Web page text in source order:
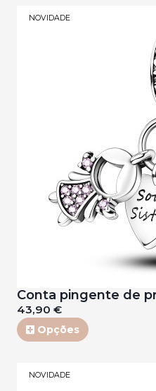
NOVIDADE
Conta pingente de
43,90 €
Opções
NOVIDADE